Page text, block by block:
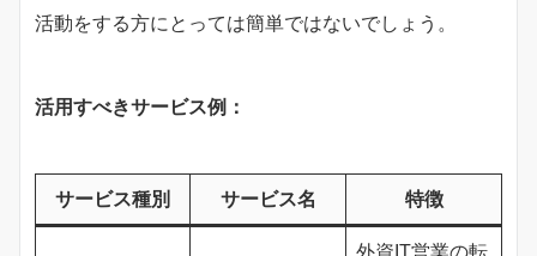
活動をする方にとっては簡単ではないでしょう。
活用すべきサービス例：
サービス種別 サービス名 特徴